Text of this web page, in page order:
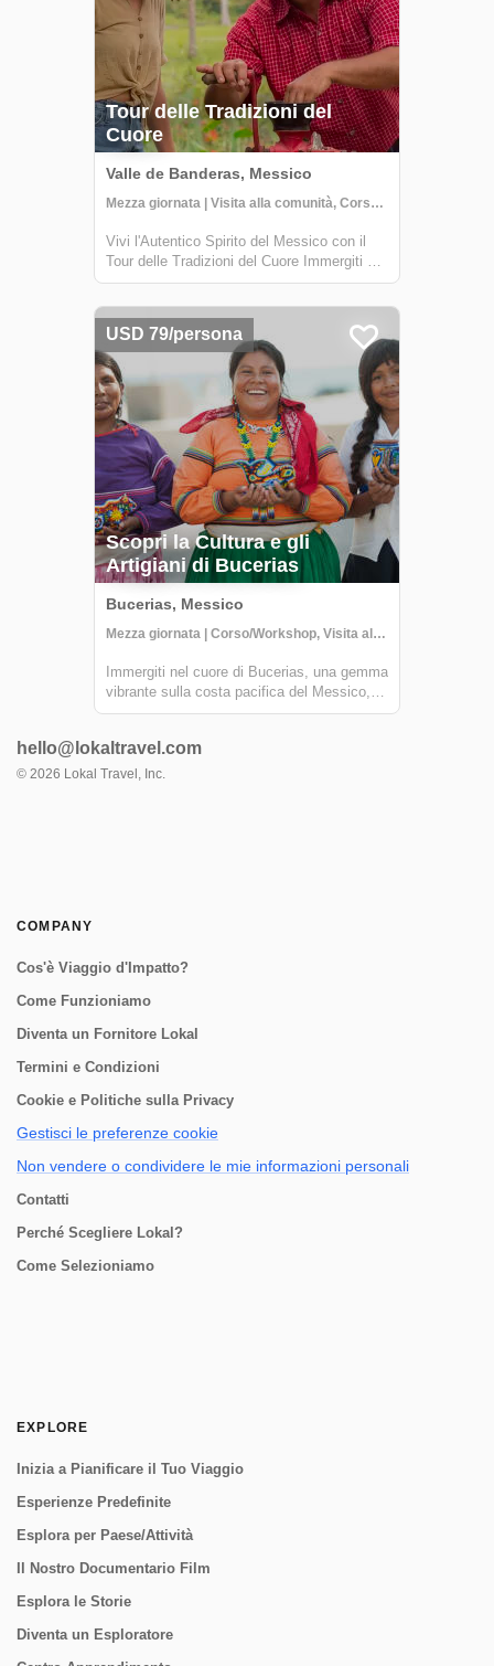
Tour delle Tradizioni del
Cuore
Valle de Banderas, Messico
Mezza giornata | Visita alla comunità, Corso di cucina, Attività culturali
Vivi l'Autentico Spirito del Messico con il
Tour delle Tradizioni del Cuore Immergiti nel
ricco arazzo culturale della regione della
Tour delle Tradizioni del Cuore. Questo
viaggio di mezza giornata offre ...
USD 79/persona
Scopri la Cultura e gli
Artigiani di Bucerias
Bucerias, Messico
Mezza giornata | Corso/Workshop, Visita alla comunità, Attività culturali
Immergiti nel cuore di Bucerias, una gemma
vibrante sulla costa pacifica del Messico,
con un tour di mezza giornata progettato per
dell'artigianato locale. Interagisci con i
tessitori indigeni, assapora la ...
hello@lokaltravel.com
© 2026 Lokal Travel, Inc.
COMPANY
Cos'è Viaggio d'Impatto?
Come Funzioniamo
Diventa un Fornitore Lokal
Termini e Condizioni
Cookie e Politiche sulla Privacy
Gestisci le preferenze cookie
Non vendere o condividere le mie informazioni personali
Contatti
Perché Scegliere Lokal?
Come Selezioniamo
EXPLORE
Inizia a Pianificare il Tuo Viaggio
Esperienze Predefinite
Esplora per Paese/Attività
Il Nostro Documentario Film
Esplora le Storie
Diventa un Esploratore